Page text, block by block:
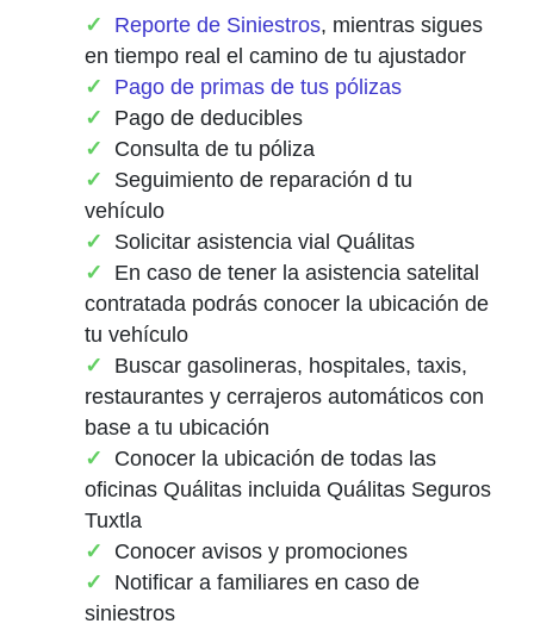
Reporte de Siniestros, mientras sigues
en tiempo real el camino de tu ajustador
Pago de primas de tus pólizas
Pago de deducibles
Consulta de tu póliza
Seguimiento de reparación d tu
vehículo
Solicitar asistencia vial Quálitas
En caso de tener la asistencia satelital
contratada podrás conocer la ubicación de
tu vehículo
Buscar gasolineras, hospitales, taxis,
restaurantes y cerrajeros automáticos con
base a tu ubicación
Conocer la ubicación de todas las
oficinas Quálitas incluida Quálitas Seguros
Tuxtla
Conocer avisos y promociones
Notificar a familiares en caso de
siniestros